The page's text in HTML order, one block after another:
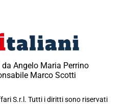
Angelo Maria Perrino
Marco Scotti
S.r.l. Tutti i diritti sono riservati